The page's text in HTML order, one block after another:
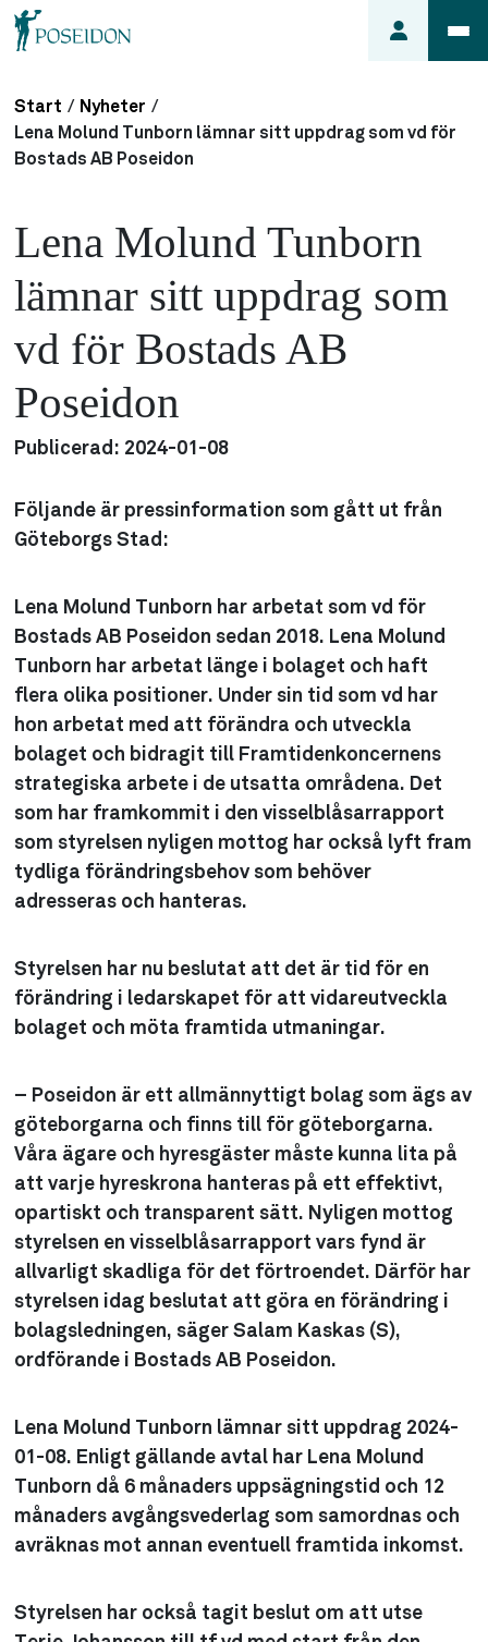
Anmäl ett
om
hyra
Så här
söker du
Start / Nyheter /
Lena Molund Tunborn lämnar sitt uppdrag som vd för
Bostads AB Poseidon
Lena Molund Tunborn
lämnar sitt uppdrag som
vd för Bostads AB
Poseidon
Publicerad: 2024-01-08
Följande är pressinformation som gått ut från
Göteborgs Stad:
Lena Molund Tunborn har arbetat som vd för
Bostads AB Poseidon sedan 2018. Lena Molund
Tunborn har arbetat länge i bolaget och haft
flera olika positioner. Under sin tid som vd har
hon arbetat med att förändra och utveckla
bolaget och bidragit till Framtidenkoncernens
strategiska arbete i de utsatta områdena. Det
som har framkommit i den visselblåsarrapport
som styrelsen nyligen mottog har också lyft fram
tydliga förändringsbehov som behöver
adresseras och hanteras.
Styrelsen har nu beslutat att det är tid för en
förändring i ledarskapet för att vidareutveckla
bolaget och möta framtida utmaningar.
– Poseidon är ett allmännyttigt bolag som ägs av
göteborgarna och finns till för göteborgarna.
Våra ägare och hyresgäster måste kunna lita på
att varje hyreskrona hanteras på ett effektivt,
opartiskt och transparent sätt. Nyligen mottog
styrelsen en visselblåsarrapport vars fynd är
allvarligt skadliga för det förtroendet. Därför har
styrelsen idag beslutat att göra en förändring i
bolagsledningen, säger Salam Kaskas (S),
ordförande i Bostads AB Poseidon.
Lena Molund Tunborn lämnar sitt uppdrag 2024-
01-08. Enligt gällande avtal har Lena Molund
Tunborn då 6 månaders uppsägningstid och 12
månaders avgångsvederlag som samordnas och
avräknas mot annan eventuell framtida inkomst.
Styrelsen har också tagit beslut om att utse